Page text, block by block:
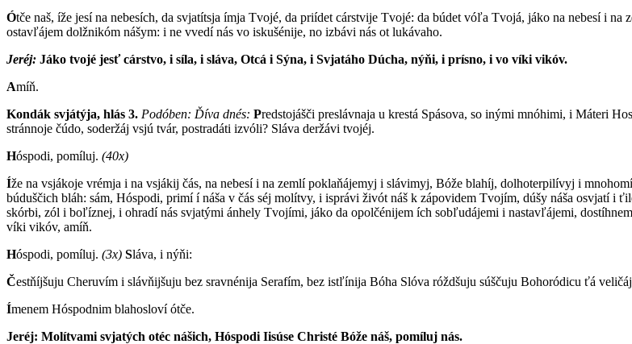
Ótče naš, íže jesí na nebesích, da svjatítsja ímja Tvojé, da priídet cárstvije Tvojé: da búdet vóľa Tvojá, jáko na nebesí i
ostavľájem dolžnikóm nášym: i ne vvedí nás vo iskušénije, no izbávi nás ot lukávaho.
Jeréj: Jáko tvojé jesť cárstvo, i síla, i sláva, Otcá i Sýna, i Svjatáho Dúcha, nýňi, i prísno, i vo víki vikóv.
Amíň.
Kondák svjátýja, hlás 3. Podóben: Ďíva dnés: Predstojášči preslávnaja u krestá Spásova, so inými mnóhimi, i Máteri
stránnoje čúdo, soderžáj vsjú tvár, postradáti izvóli? Sláva deržávi tvojéj.
Hóspodi, pomíluj. (40x)
Íže na vsjákoje vrémja i na vsjákij čás, na nebesí i na zemlí poklaňájemyj i slávimyj, Bóže blahíj, dolhoterpilívyj i
búduščich bláh: sám, Hóspodi, primí í náša v čás séj molítvy, i isprávi živót náš k zápovidem Tvojím, dúšy náša osvjatí i
skórbi, zól i boľíznej, i ohradí nás svjatými ánhely Tvojími, jáko da opolčénijem ích sobľudájemi i nastavľájemi,
víki vikóv, amíň.
Hóspodi, pomíluj. (3x) Sláva, i nýňi:
Čestňíjšuju Cheruvím i slávňijšuju bez sravnénija Serafím, bez istľínija Bóha Slóva róždšuju súščuju Bohoródicu ťá
Ímenem Hóspodnim blahosloví ótče.
Jeréj: Molítvami svjatých otéc nášich, Hóspodi Iisúse Christé Bóže náš, pomíluj nás.